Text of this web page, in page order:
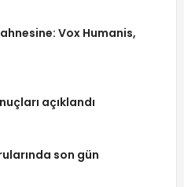
Vox Humanis,
açıklandı
son gün